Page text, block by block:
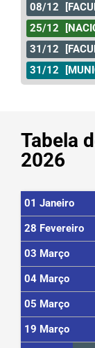
08/12
25/12
31/12
31/12
Tabela
2026
01 Janeiro
28 Fevereiro
03 Março
04 Março
05 Março
19 Março